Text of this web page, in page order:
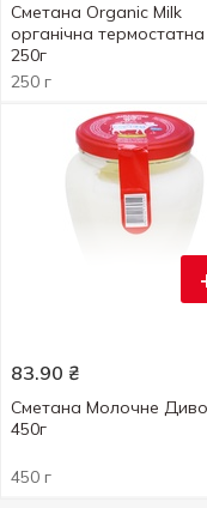
Сметана Organic Milk
органічна
250г
250 г
83.90 ₴
Сметана Молочне
450г
450 г